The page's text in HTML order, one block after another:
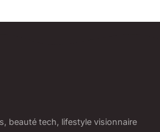
beauté tech, lifestyle visionnaire